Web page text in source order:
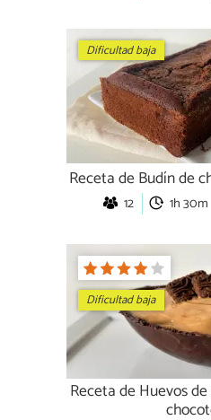
Dificultad baja
Receta de Budín de
12 1h 30m
Dificultad baja
Receta de Huevos